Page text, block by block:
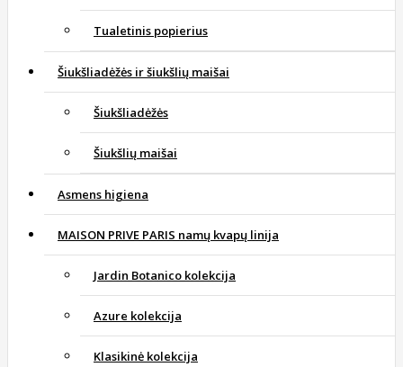
Tualetinis popierius
Šiukšliadėžės ir šiukšlių maišai
Šiukšliadėžės
Šiukšlių maišai
Asmens higiena
MAISON PRIVE PARIS namų kvapų linija
Jardin Botanico kolekcija
Azure kolekcija
Klasikinė kolekcija